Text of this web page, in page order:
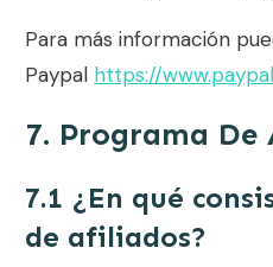
Para más información
Paypal https://
7. Programa De
7.1 ¿En qué
de afiliados?